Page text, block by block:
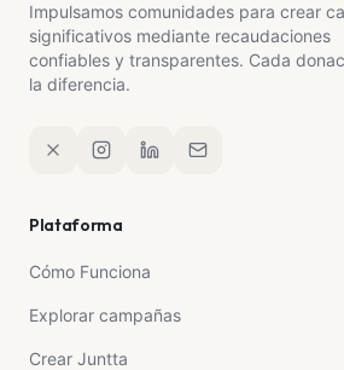
Impulsamos comunidades para crear
significativos mediante recaudaciones
confiables y transparentes. Cada
la diferencia.
Plataforma
Cómo Funciona
Explorar campañas
Crear Juntta